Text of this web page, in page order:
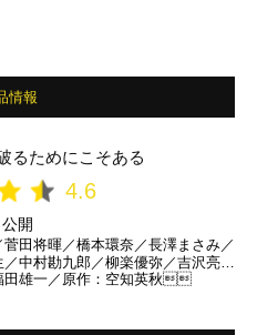
情報
ためにこそある
4.6
開
菅田将暉／橋本環奈／長澤まさみ／
／中村勘九郎／柳楽優弥／吉沢亮／
夏菜／佐藤二朗／ムロツヨシ／キム
田雄一／原作：空知英秋